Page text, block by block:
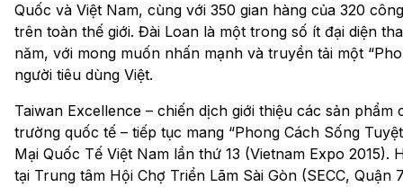
Quốc và Việt Nam, cùng với 350 gian hàng của 320
trên toàn thế giới. Đài Loan là một trong số ít đại diện
năm, với mong muốn nhấn mạnh và truyền tải một
người tiêu dùng Việt.
Taiwan Excellence – chiến dịch giới thiệu các sản
trường quốc tế – tiếp tục mang “Phong Cách Sống
Mại Quốc Tế Việt Nam lần thứ 13 (Vietnam Expo 2015).
tại Trung tâm Hội Chợ Triển Lãm Sài Gòn (SECC, Quận